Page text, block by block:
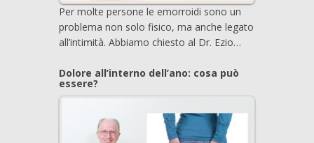
Per molte persone le emorroidi sono un
problema non solo fisico, ma anche legato
all’intimità. Abbiamo chiesto al Dr. Ezio…
Dolore all’interno dell’ano: cosa può
essere?